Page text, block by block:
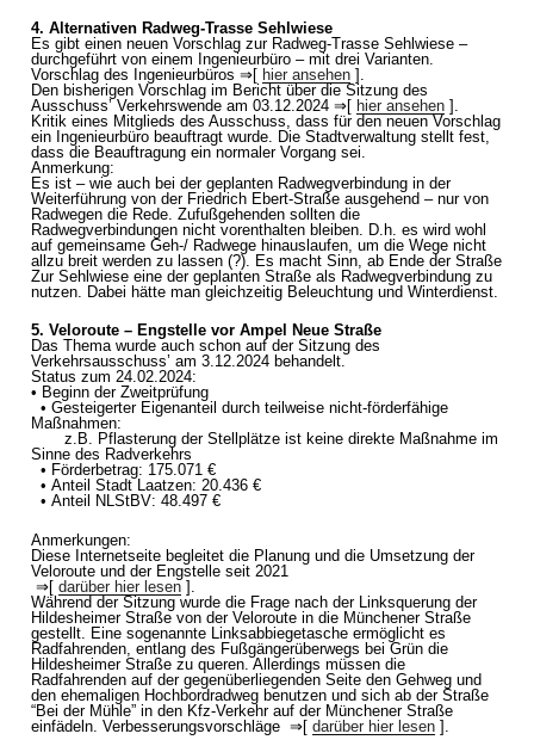
4. Alternativen Radweg-Trasse Sehlwiese
Es gibt einen neuen Vorschlag zur Radweg-Trasse Sehlwiese –
durchgeführt von einem Ingenieurbüro – mit drei Varianten.
Vorschlag des Ingenieurbüros ⇒[ hier ansehen ].
Den bisherigen Vorschlag im Bericht über die Sitzung des
Ausschuss’ Verkehrswende am 03.12.2024 ⇒[ hier ansehen ].
Kritik eines Mitglieds des Ausschuss, dass für den neuen Vorschlag
ein Ingenieurbüro beauftragt wurde. Die Stadtverwaltung stellt fest,
dass die Beauftragung ein normaler Vorgang sei.
Anmerkung:
Es ist – wie auch bei der geplanten Radwegverbindung in der
Weiterführung von der Friedrich Ebert-Straße ausgehend – nur von
Radwegen die Rede. Zufußgehenden sollten die
Radwegverbindungen nicht vorenthalten bleiben. D.h. es wird wohl
auf gemeinsame Geh-/ Radwege hinauslaufen, um die Wege nicht
allzu breit werden zu lassen (?). Es macht Sinn, ab Ende der Straße
Zur Sehlwiese eine der geplanten Straße als Radwegverbindung zu
nutzen. Dabei hätte man gleichzeitig Beleuchtung und Winterdienst.
5. Veloroute – Engstelle vor Ampel Neue Straße
Das Thema wurde auch schon auf der Sitzung des
Verkehrsausschuss’ am 3.12.2024 behandelt.
Status zum 24.02.2024:
• Beginn der Zweitprüfung
• Gesteigerter Eigenanteil durch teilweise nicht-förderfähige
Maßnahmen:
z.B. Pflasterung der Stellplätze ist keine direkte Maßnahme im
Sinne des Radverkehrs
• Förderbetrag: 175.071 €
• Anteil Stadt Laatzen: 20.436 €
• Anteil NLStBV: 48.497 €
Anmerkungen:
Diese Internetseite begleitet die Planung und die Umsetzung der
Veloroute und der Engstelle seit 2021
⇒[darüber hier lesen ].
Während der Sitzung wurde die Frage nach der Linksquerung der
Hildesheimer Straße von der Veloroute in die Münchener Straße
gestellt. Eine sogenannte Linksabbiegetasche ermöglicht es
Radfahrenden, entlang des Fußgängerüberwegs bei Grün die
Hildesheimer Straße zu queren. Allerdings müssen die
Radfahrenden auf der gegenüberliegenden Seite den Gehweg und
den ehemaligen Hochbordradweg benutzen und sich ab der Straße
“Bei der Mühle” in den Kfz-Verkehr auf der Münchener Straße
einfädeln. Verbesserungsvorschläge ⇒[darüber hier lesen ].